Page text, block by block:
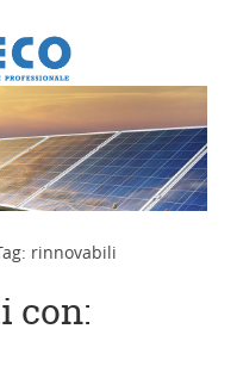
rinnovabili
con: